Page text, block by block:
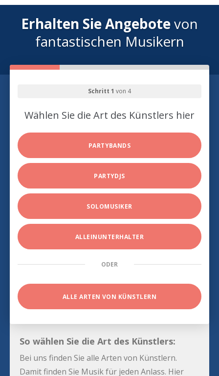
Erhalten Sie Angebotevon
fantastischen Musikern
Schritt 1 von 4
Wählen Sie die Art des Künstlers hier
PARTYBANDS
PARTYDJS
SOLOMUSIKER
ALLEINUNTERHALTER
ODER
ALLE ARTEN VON KÜNSTLERN
So wählen Sie die Art des Künstlers:
Bei uns finden Sie alle Arten von Künstlern.
Damit finden Sie Musik für jeden Anlass. Hier